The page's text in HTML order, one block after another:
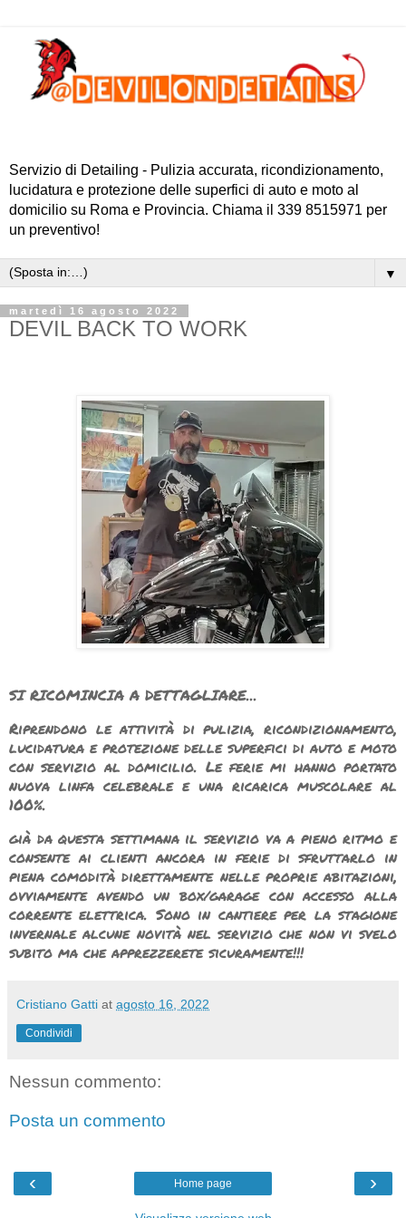
Servizio di Detailing - Pulizia accurata, ricondizionamento,
lucidatura e protezione delle superfici di auto e moto al
domicilio su Roma e Provincia. Chiama il 339 8515971 per
un preventivo!
▼
martedì 16 agosto 2022
DEVIL BACK TO WORK
SI RICOMINCIA A DETTAGLIARE...
Riprendono le attività di pulizia, ricondizionamento,
lucidatura e protezione delle superfici di auto e moto
con servizio al domicilio. Le ferie mi hanno portato
nuova linfa celebrale e una ricarica muscolare al
100%.
già da questa settimana il servizio va a pieno ritmo e
consente ai clienti ancora in ferie di sfruttarlo in
piena comodità direttamente nelle proprie abitazioni,
ovviamente avendo un box/garage con accesso alla
corrente elettrica. Sono in cantiere per la stagione
invernale alcune novità nel servizio che non vi svelo
subito ma che apprezzerete sicuramente!!!
Cristiano Gatti at agosto 16, 2022
Condividi
Nessun commento:
Posta un commento
‹ ›
Home page